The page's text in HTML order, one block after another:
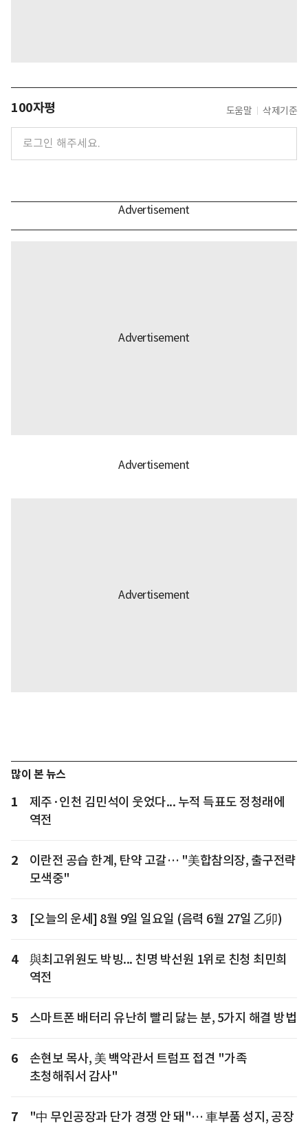
100자평 도움말 삭제기준
많이 본 뉴스
1
제주·인천 김민석이 웃었다... 누적 득표도 정청래에
역전
2
이란전 공습 한계, 탄약 고갈… "美합참의장, 출구전략
모색중"
3 [오늘의 운세] 8월 9일 일요일 (음력 6월 27일 乙卯)
4
與최고위원도 박빙... 친명 박선원 1위로 친청 최민희
역전
5 스마트폰 배터리 유난히 빨리 닳는 분, 5가지 해결 방법
6
손현보 목사, 美 백악관서 트럼프 접견 "가족
초청해줘서 감사"
7
"中 무인공장과 단가 경쟁 안 돼"… 車부품 성지, 공장